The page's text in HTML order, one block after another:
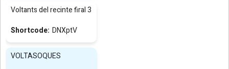
Voltants del recinte firal 3
DNXptV
VOLTASOQUES